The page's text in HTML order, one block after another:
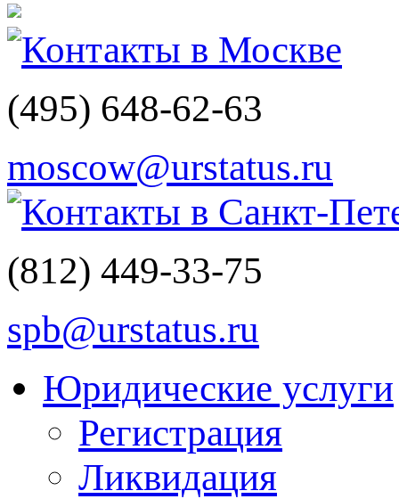
Контакты в Москве
(495) 648-62-63
moscow@urstatus.ru
Контакты в Санкт-
(812) 449-33-75
spb@urstatus.ru
Юридические услуги
Регистрация
Ликвидация